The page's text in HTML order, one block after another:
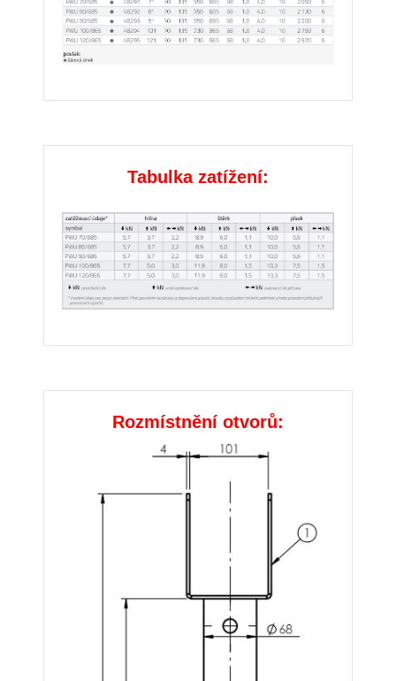
Tabulka zatížení:
Rozmístnění otvorů: